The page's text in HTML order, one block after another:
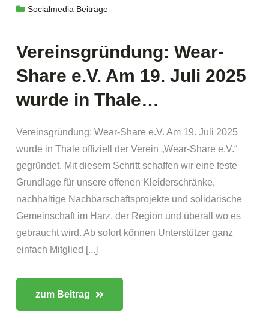
Socialmedia Beiträge
Vereinsgründung: Wear-
Share e.V. Am 19. Juli 2025
wurde in Thale…
Vereinsgründung: Wear-Share e.V. Am 19. Juli 2025
wurde in Thale offiziell der Verein „Wear-Share e.V.“
gegründet. Mit diesem Schritt schaffen wir eine feste
Grundlage für unsere offenen Kleiderschränke,
nachhaltige Nachbarschaftsprojekte und solidarische
Gemeinschaft im Harz, der Region und überall wo es
gebraucht wird. Ab sofort können Unterstützer ganz
einfach Mitglied [...]
zum Beitrag